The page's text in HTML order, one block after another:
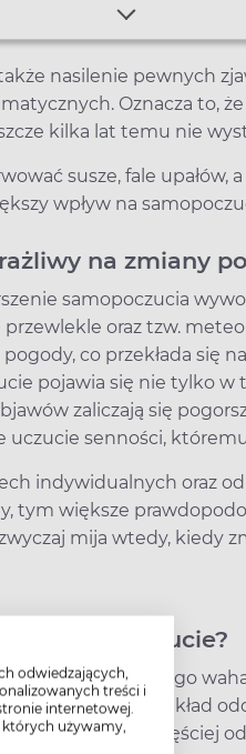
odwiedzających,
treści i
internetowej.
używamy,
nasilenie pewnych
Oznacza to,
kilka lat temu nie
susze, fale upałów,
wpływ na
na zmiany
samopoczucia
oraz tzw.
co przekłada się
pojawia się nie tylko w
zaliczają się
uczucie senności,
indywidualnych oraz
tym większe
mija wtedy, kiedy
samopoczucie?
dochodzi do dużego
, układ nerwowy i układ
występują najczęściej